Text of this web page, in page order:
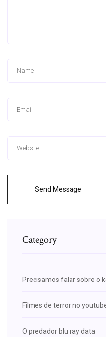
Send Message
Category
Precisamos falar sobre o
Filmes de terror no
O predador blu ray data